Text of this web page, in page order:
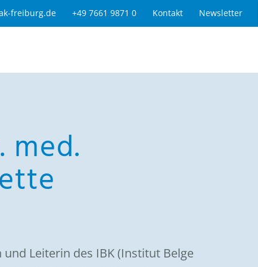
freiburg.de +49 7661 9871 0 Kontakt Newsletter
med.
Leiterin des IBK (Institut Belge